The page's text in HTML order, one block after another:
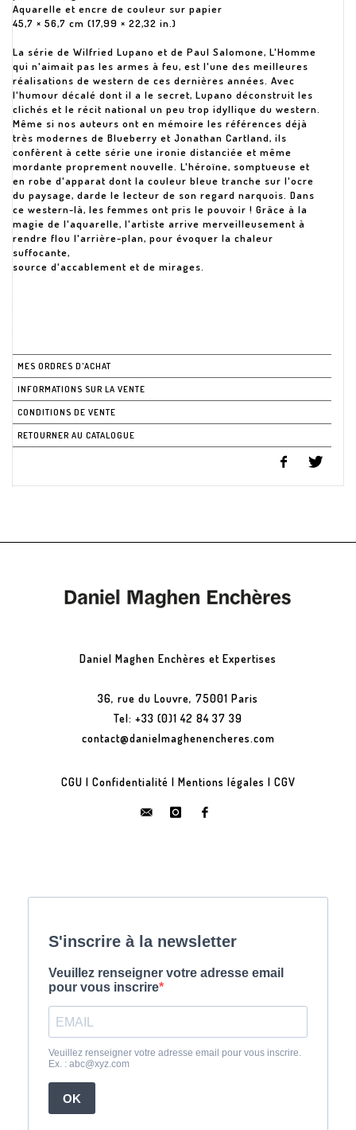
Aquarelle et encre de couleur sur papier
45,7 × 56,7 cm (17,99 × 22,32 in.)
La série de Wilfried Lupano et de Paul Salomone, L'Homme
qui n'aimait pas les armes à feu, est l'une des meilleures
réalisations de western de ces dernières années. Avec
l'humour décalé dont il a le secret, Lupano déconstruit les
clichés et le récit national un peu trop idyllique du western.
Même si nos auteurs ont en mémoire les références déjà
très modernes de Blueberry et Jonathan Cartland, ils
confèrent à cette série une ironie distanciée et même
mordante proprement nouvelle. L'héroïne, somptueuse et
en robe d'apparat dont la couleur bleue tranche sur l'ocre
du paysage, darde le lecteur de son regard narquois. Dans
ce western-là, les femmes ont pris le pouvoir ! Grâce à la
magie de l'aquarelle, l'artiste arrive merveilleusement à
rendre flou l'arrière-plan, pour évoquer la chaleur
suffocante,
source d'accablement et de mirages.
MES ORDRES D'ACHAT
INFORMATIONS SUR LA VENTE
CONDITIONS DE VENTE
RETOURNER AU CATALOGUE
Daniel Maghen Enchères et Expertises
36, rue du Louvre, 75001 Paris
Tel: +33 (0)1 42 84 37 39
contact@danielmaghenencheres.com
CGU | Confidentialité | Mentions légales | CGV